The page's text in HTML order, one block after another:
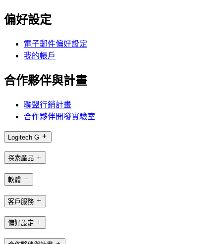
偏好設定
電子郵件偏好設定
我的帳戶
合作夥伴與計畫
聯盟行銷計畫
合作夥伴開發實驗室
Logitech G
探索產品
軟體
客戶服務
偏好設定